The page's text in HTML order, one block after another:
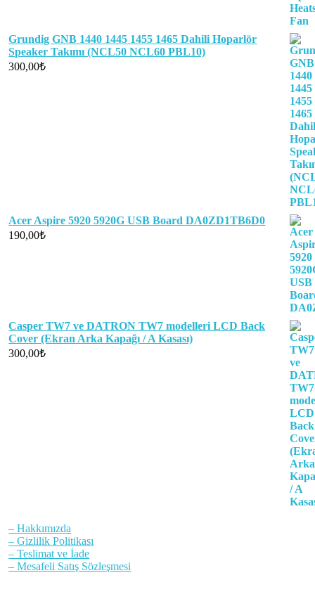
Grundig GNB 1440 1445 1455 1465 Dahili Hoparlör
Speaker Takımı (NCL50 NCL60 PBL10)
300,00₺
Acer Aspire 5920 5920G USB Board DA0ZD1TB6D0
190,00₺
Casper TW7 ve DATRON TW7 modelleri LCD Back
Cover (Ekran Arka Kapağı / A Kasası)
300,00₺
– Hakkımızda
– Gizlilik Politikası
– Teslimat ve İade
– Mesafeli Satış Sözleşmesi